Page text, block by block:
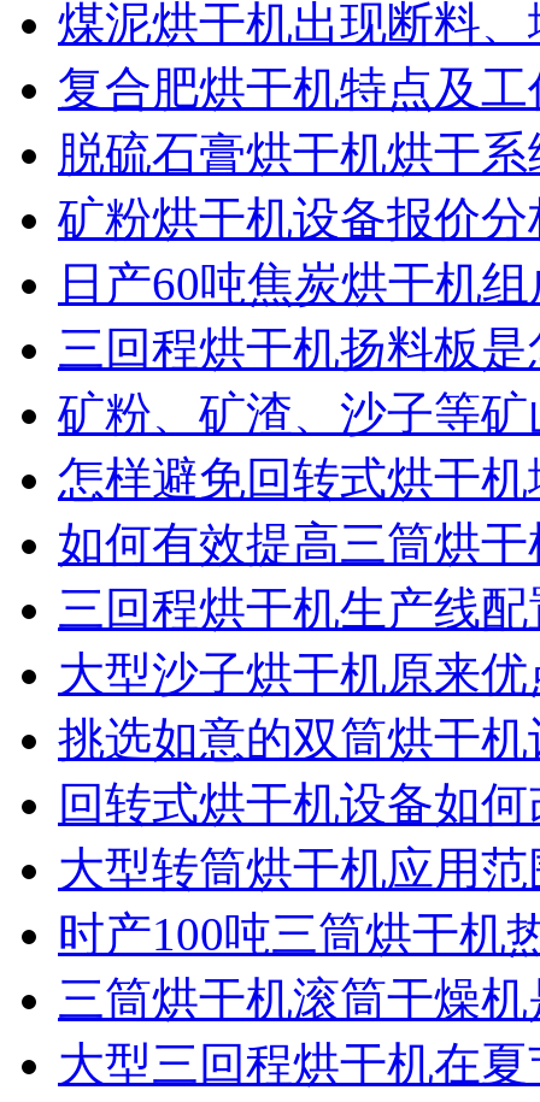
煤泥烘干机出现断料
复合肥烘干机特点及
脱硫石膏烘干机烘干
矿粉烘干机设备报价
日产60吨焦炭烘干机
三回程烘干机扬料板
矿粉、矿渣、沙子等
怎样避免回转式烘干
如何有效提高三筒烘
三回程烘干机生产线
大型沙子烘干机原来
挑选如意的双筒烘干
回转式烘干机设备如
大型转筒烘干机应用
时产100吨三筒烘干机
三筒烘干机滚筒干燥
大型三回程烘干机在